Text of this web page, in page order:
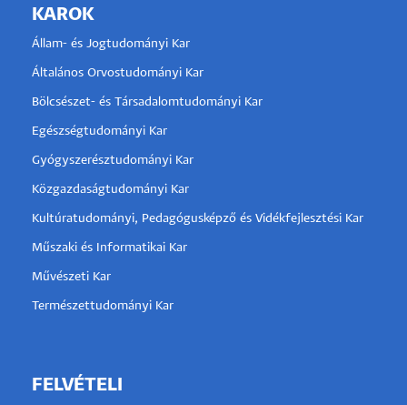
KAROK
Állam- és Jogtudományi Kar
Általános Orvostudományi Kar
Bölcsészet- és Társadalomtudományi Kar
Egészségtudományi Kar
Gyógyszerésztudományi Kar
Közgazdaságtudományi Kar
Kultúratudományi, Pedagógusképző és Vidékfejlesztési Kar
Műszaki és Informatikai Kar
Művészeti Kar
Természettudományi Kar
FELVÉTELI